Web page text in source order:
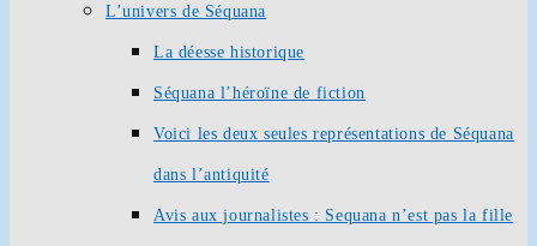
L’univers de Séquana
La déesse historique
Séquana l’héroïne de fiction
Voici les deux seules représentations de Séquana
dans l’antiquité
Avis aux journalistes : Sequana n’est pas la fille